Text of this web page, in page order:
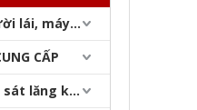
Máy bay không người lái, máy quét laser, máy theo dõi laser & slam
CẤP
Địa lý PRISMS (Giám sát lăng kính)
(53mm)